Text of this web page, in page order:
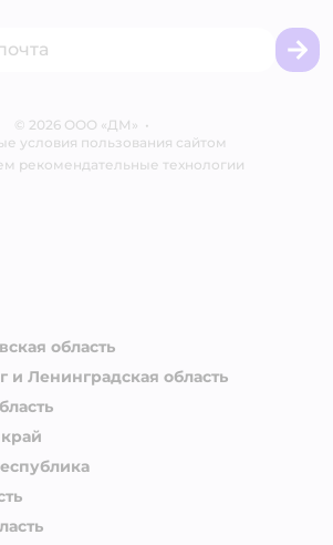
Блог
Корм для собак
© 2026 ООО «ДМ» •
условия пользования сайтом
рекомендательные технологии
область
и Ленинградская область